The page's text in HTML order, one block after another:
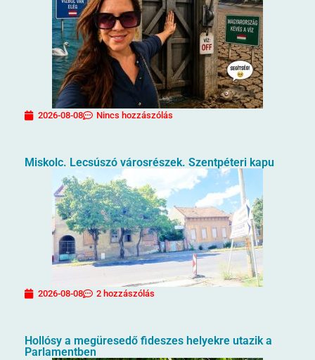
2026-08-08 Nincs hozzászólás
Miskolc. Lecsúszó városrészek. Szentpéteri kapu
2026-08-08 2 hozzászólás
Hollósy a megüresedő fideszes helyekre utazik a
Parlamentben